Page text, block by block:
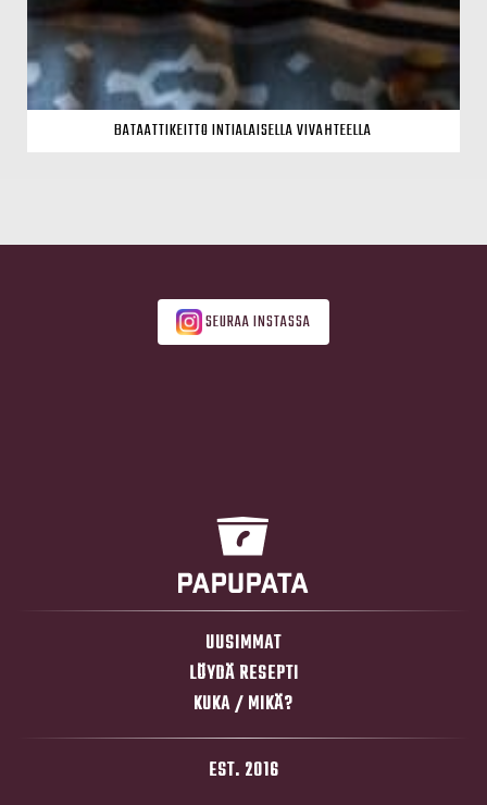
BATAATTIKEITTO INTIALAISELLA VIVAHTEELLA
SEURAA INSTASSA
UUSIMMAT
LÖYDÄ RESEPTI
KUKA / MIKÄ?
EST. 2016